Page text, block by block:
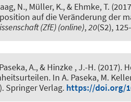
N., Müller, K., & Ehmke, T.
auf die Veränderung der
(ZfE) (online),20(S2),
A., & Hinzke , J.-H. (2017).
. In A. Paseka, M.
Springer Verlag. https://doi.org/